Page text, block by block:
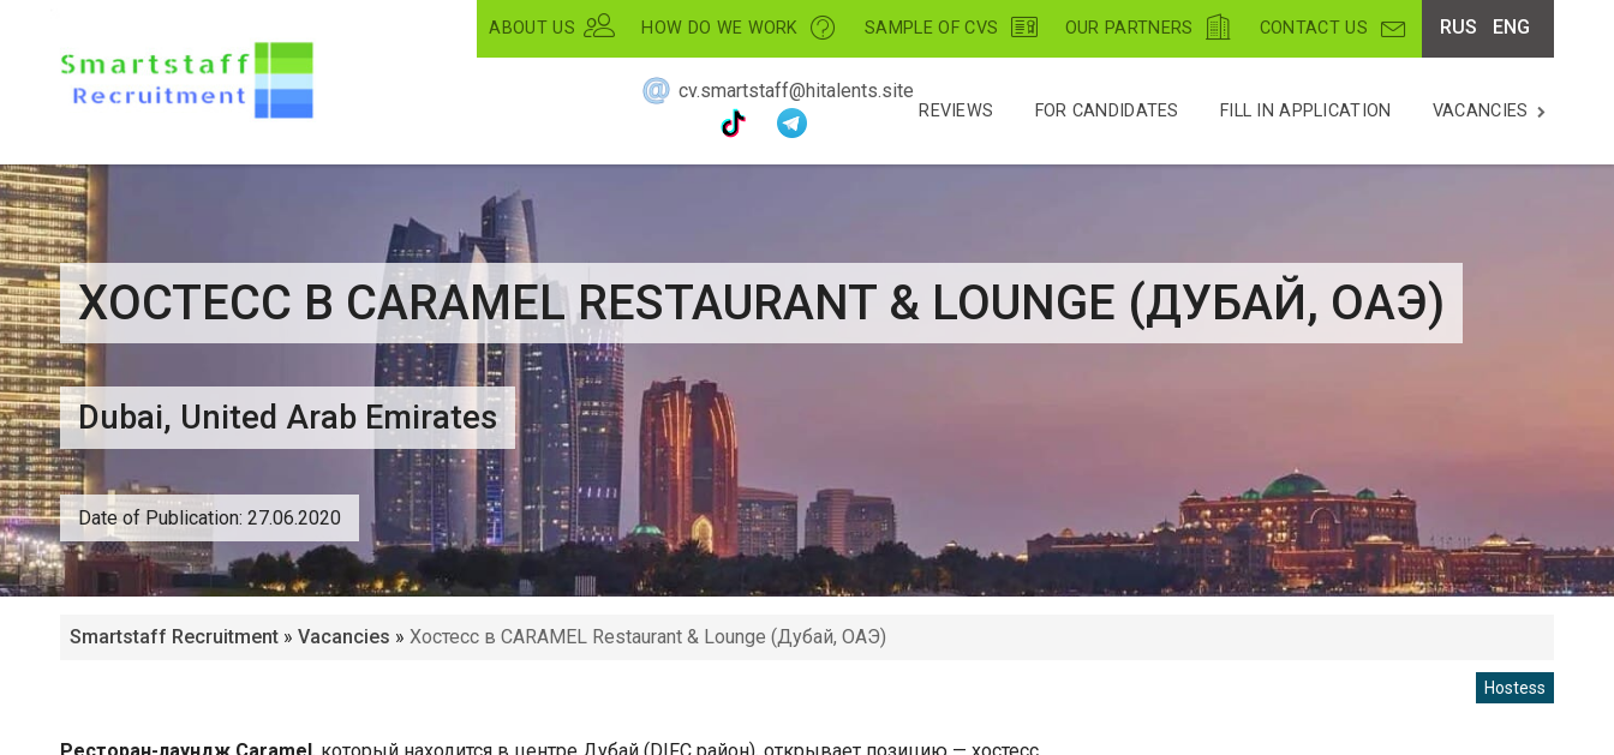
RUS ENG
ABOUT US HOW DO WE WORK SAMPLE OF CVS OUR PARTNERS CONTACT US
cv.smartstaff@hitalents.site
REVIEWS FOR CANDIDATES FILL IN APPLICATION VACANCIES
ХОСТЕСС В CARAMEL RESTAURANT & LOUNGE (ДУБАЙ, ОАЭ)
Dubai, United Arab Emirates
Date of Publication: 27.06.2020
Smartstaff Recruitment » Vacancies » Хостесс в CARAMEL Restaurant & Lounge (Дубай, ОАЭ)
Hostess